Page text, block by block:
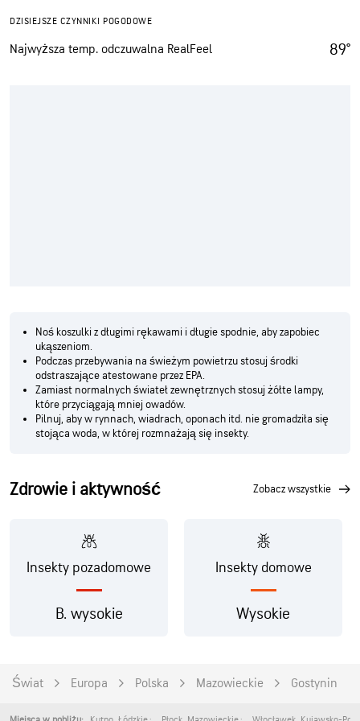
DZISIEJSZE CZYNNIKI POGODOWE
Najwyższa temp. odczuwalna RealFeel 89°
Noś koszulki z długimi rękawami i długie spodnie, aby zapobiec
ukąszeniom.
Podczas przebywania na świeżym powietrzu stosuj środki
odstraszające atestowane przez EPA.
Zamiast normalnych świateł zewnętrznych stosuj żółte lampy,
które przyciągają mniej owadów.
Pilnuj, aby w rynnach, wiadrach, oponach itd. nie gromadziła się
stojąca woda, w której rozmnażają się insekty.
Zdrowie i aktywność zobacz wszystkie
Insekty pozadomowe
B. wysokie
Insekty domowe
Wysokie
Świat Europa Polska Mazowieckie Gostynin